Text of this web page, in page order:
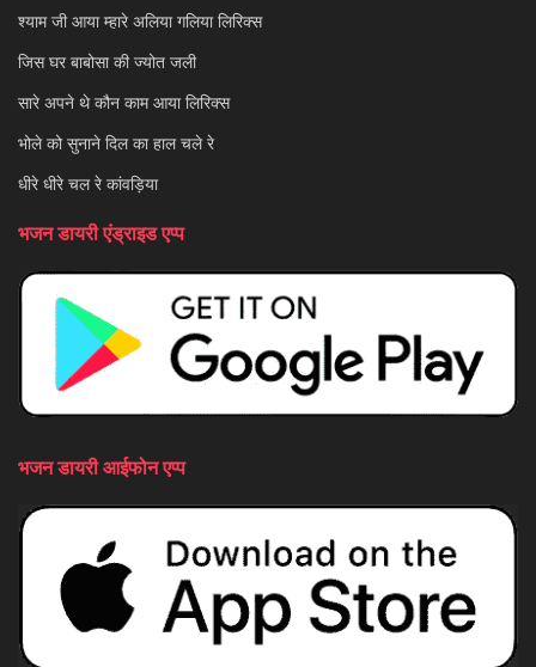
श्याम जी आया म्हारे अलिया गलिया लिरिक्स
जिस घर बाबोसा की ज्योत जली
सारे अपने थे कौन काम आया लिरिक्स
भोले को सुनाने दिल का हाल चले रे
धीरे धीरे चल रे कांवड़िया
भजन डायरी एंड्राइड एप्प
भजन डायरी आईफोन एप्प